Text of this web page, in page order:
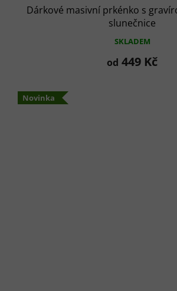
Dárkové masivní prkénko s
slunečnice
SKLADEM
od 449 Kč
Novinka